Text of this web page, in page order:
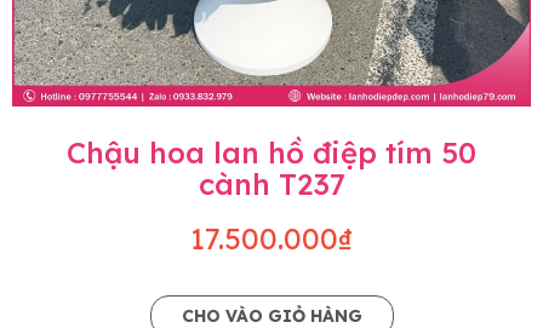
Chậu hoa lan hồ điệp tím 50
cành T237
17.500.000₫
CHO VÀO GIỎ HÀNG